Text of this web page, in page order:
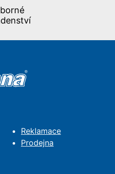
Reklamace
Prodejna